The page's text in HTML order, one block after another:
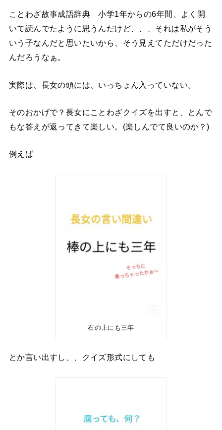
ことわざ故事成語辞典 小学1年からの6年間、よく開
いて読んでたように思うんだけど、、、それは私がそう
いう子なんだと思いたいから、そう見えてただけだった
んだろうなぁ。
実際は、長女の頭には、いっちょん入っていない。
そのおかげで？長女にことわざクイズを出すと、とんで
もな答えが返ってきて楽しい。(楽しんでて良いのか？)
例えば
石の上にも三年
とか言い出すし、、クイズ形式にしても